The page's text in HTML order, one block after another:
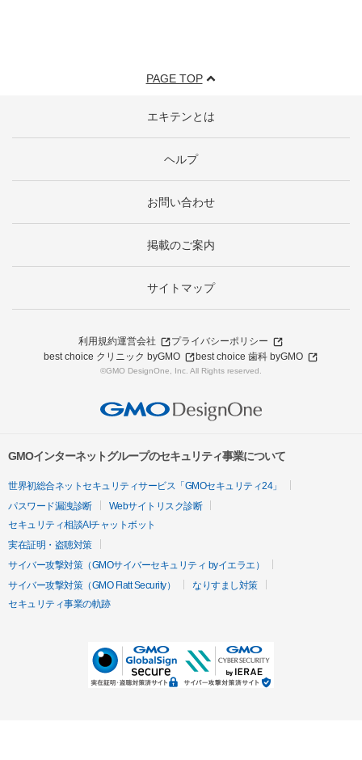
PAGE TOP
エキテンとは
ヘルプ
お問い合わせ
掲載のご案内
サイトマップ
利用規約運営会社
プライバシーポリシー
best choice クリニック byGMO
best choice 歯科 byGMO
©GMO DesignOne, Inc. All Rights reserved.
GMOインターネットグループのセキュリティ事業について
世界初総合ネットセキュリティサービス「GMOセキュリティ24」
パスワード漏洩診断
Webサイトリスク診断
セキュリティ相談AIチャットボット
実在証明・盗聴対策
サイバー攻撃対策（GMOサイバーセキュリティ byイエラエ）
サイバー攻撃対策（GMO Flatt Security）
なりすまし対策
セキュリティ事業の軌跡